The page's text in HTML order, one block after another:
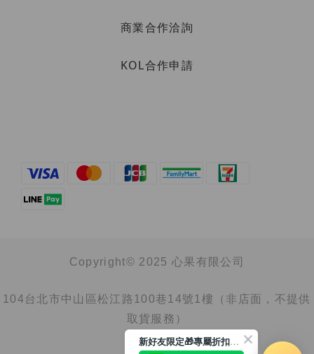
商業合作洽詢
KOL合作申請
Copyright© 2025 心果有限公司
104台北市中山區松江路100巷14號1樓（非店面，不提供
取貨服務）
新好友限定🎁專屬折扣馬上領